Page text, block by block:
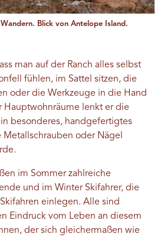
Blick von Antelope Island.
man auf der Ranch alles selbst
fühlen, im Sattel sitzen, die
oder die Werkzeuge in die Hand
Hauptwohnräume lenkt er die
besonderes, handgefertigtes
Metallschrauben oder Nägel
im Sommer zahlreiche
und im Winter Skifahrer, die
einlegen. Alle sind
Eindruck vom Leben an diesem
der sich gleichermaßen wie